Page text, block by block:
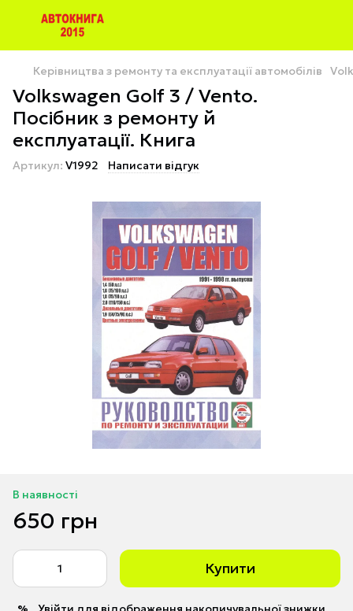
Керівництва з ремонту та експлуатації автомобілів
Volkswagen Golf 3 / Vento.
Посібник з ремонту й
експлуатації. Книга
Артикул: V1992 Написати відгук
В наявності
650 грн
Купити
%